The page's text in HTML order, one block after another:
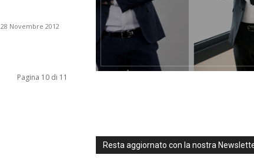
28 Novembre 2012
Pagina 10 di 11
Resta aggiornato con la nostra